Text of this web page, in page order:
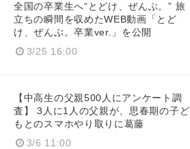
全国の卒業生へ“とどけ、ぜんぶ。” 旅
立ちの瞬間を収めたWEB動画「とど
け、ぜんぶ。卒業ver.」を公開
3/25 16:00
【中高生の父親500人にアンケート調
査】 3人に1人の父親が、思春期の子ど
もとのスマホやり取りに葛藤
3/6 11:00